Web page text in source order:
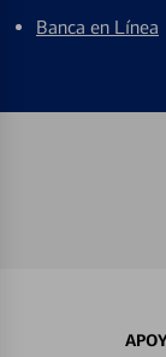
Banca en Línea